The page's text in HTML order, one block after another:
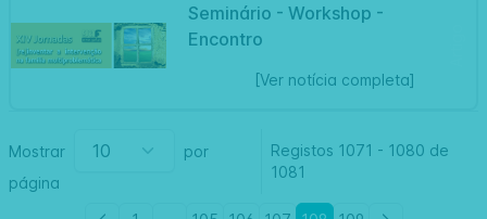
Seminário - Workshop -
Encontro
[Ver notícia completa]
Mostrar
por
página
Registos 1071 - 1080 de
1081